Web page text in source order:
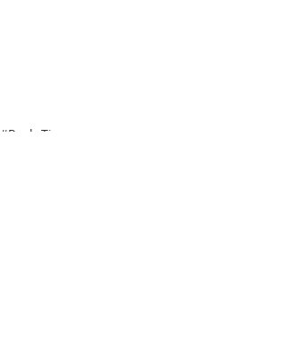
#RecluTips